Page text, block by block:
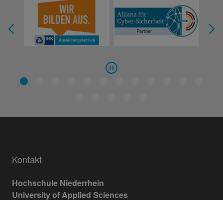
Kontakt
Hochschule Niederrhein
University of Applied Sciences